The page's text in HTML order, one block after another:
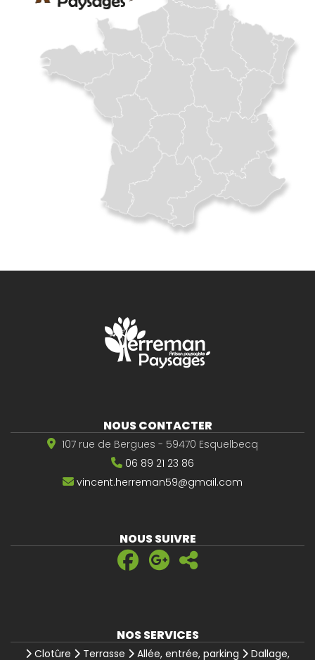
NOUS CONTACTER
107 rue de Bergues - 59470 Esquelbecq
06 89 21 23 86
vincent.herreman59@gmail.com
NOUS SUIVRE
NOS SERVICES
Clotûre Terrasse Allée, entrée, parking Dallage,